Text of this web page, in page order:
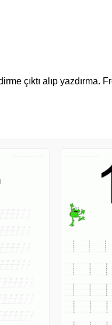
çıktı alıp yazdırma.